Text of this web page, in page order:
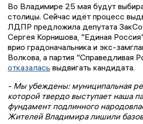
Во Владимире 25 мая будут
столицы. Сейчас идёт процесс
ЛДПР предложила депутата
Сергея Корнишова, "Единая
врио градоначальника и экс-
Волкова, а партия "Справедливая
отказалась выдвигать кандидата.
- Мы убеждены: муниципальная
которой твердо выступает наша
фундамент подлинного
Жителей Владимира лишили